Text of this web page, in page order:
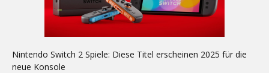
Nintendo Switch 2 Spiele: Diese Titel erscheinen 2025 für die
neue Konsole